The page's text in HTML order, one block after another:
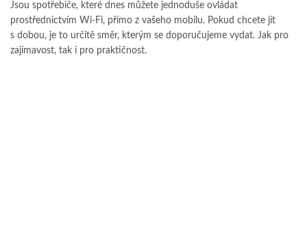
Jsou spotřebiče, které dnes můžete jednoduše ovládat
prostřednictvím Wi-Fi, přímo z vašeho mobilu. Pokud chcete jít
s dobou, je to určitě směr, kterým se doporučujeme vydat. Jak pro
zajímavost, tak i pro praktičnost.